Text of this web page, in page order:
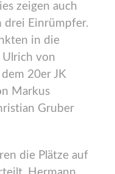
zeigen auch
drei Einrümpfer.
in die
von
20er JK
Markus
Gruber
die Plätze auf